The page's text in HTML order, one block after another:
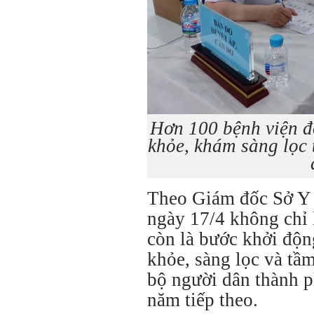
Hơn 100 bệnh viện
khỏe, khám sàng
Theo Giám đốc Sở
ngày 17/4 không chỉ
còn là bước khởi
khỏe, sàng lọc và
bộ người dân thành
năm tiếp theo.